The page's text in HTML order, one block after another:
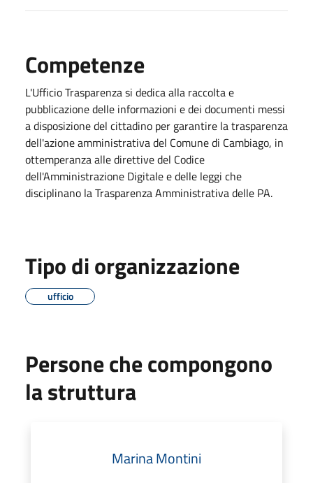
Competenze
L'Ufficio Trasparenza si dedica alla raccolta e
pubblicazione delle informazioni e dei documenti messi
a disposizione del cittadino per garantire la trasparenza
dell'azione amministrativa del Comune di Cambiago, in
ottemperanza alle direttive del Codice
dell'Amministrazione Digitale e delle leggi che
disciplinano la Trasparenza Amministrativa delle PA.
Tipo di organizzazione
ufficio
Persone che compongono
la struttura
Marina Montini